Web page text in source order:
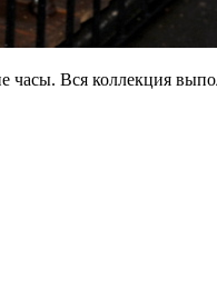
Вся коллекция